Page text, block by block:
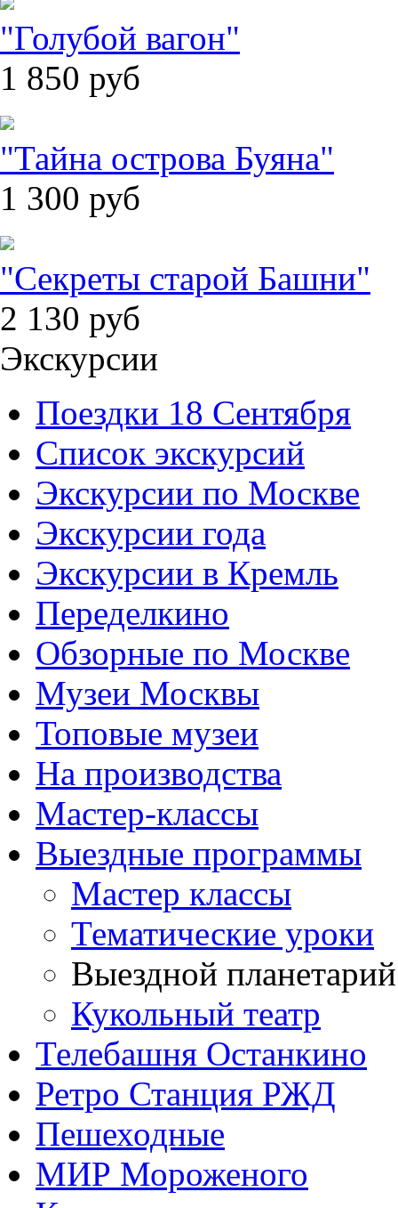
"Голубой вагон"
1 850 руб
"Тайна острова Буяна"
1 300 руб
"Секреты старой Башни"
2 130 руб
Экскурсии
Поездки 18 Сентября
Список экскурсий
Экскурсии по Москве
Экскурсии года
Экскурсии в Кремль
Переделкино
Обзорные по Москве
Музеи Москвы
Топовые музеи
На производства
Мастер-классы
Выездные программы
Мастер классы
Тематические уроки
Выездной планетарий
Кукольный театр
Телебашня Останкино
Ретро Станция РЖД
Пешеходные
МИР Мороженого